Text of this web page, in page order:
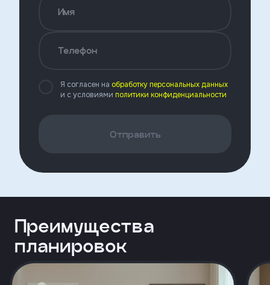
Имя
Телефон
Я согласен на обработку персональных данных
и с условиями политики конфиденциальности
Отправить
Преимущества
планировок
Откликнуться
Добавьте файл резюме
согласен
на
обработку
персональных
данных